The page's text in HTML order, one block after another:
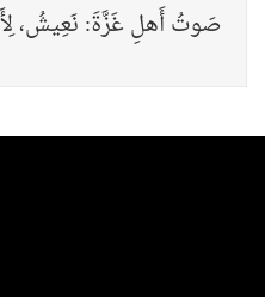
صَوتُ أَهلِ غَزَّةَ: نَعِيشُ،